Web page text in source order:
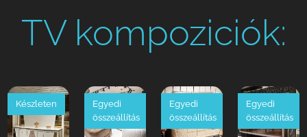
TV kompoziciók:
Készleten
Egyedi
összeállítás
Egyedi
összeállítás
Egyedi
összeállítás